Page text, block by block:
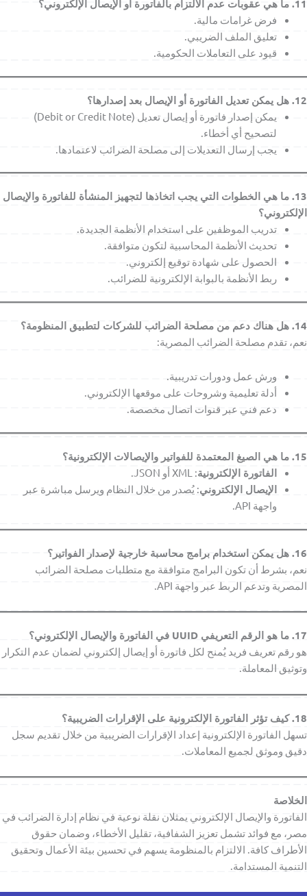
11. ما هي عقوبات عدم الالتزام بالفاتورة أو الإيصال الإلكتروني؟
فرض غرامات مالية.
تعليق الملف الضريبي.
قيود على التعاملات الحكومية.
12. هل يمكن تعديل الفاتورة أو الإيصال بعد إصدارها؟
يمكن إصدار فاتورة أو إيصال تعديل (Debit or Credit Note)
لتصحيح أي أخطاء.
يجب إرسال التعديلات إلى مصلحة الضرائب لاعتمادها.
13. ما هي الخطوات التي يجب اتخاذها لتجهيز المنشأة للفاتورة والإيصال
الإلكتروني؟
تدريب الموظفين على استخدام الأنظمة الجديدة.
تحديث الأنظمة المحاسبية لتكون متوافقة.
الحصول على شهادة توقيع إلكتروني.
ربط الأنظمة بالبوابة الإلكترونية للضرائب.
14. هل هناك دعم من مصلحة الضرائب للشركات لتطبيق المنظومة؟
نعم، تقدم مصلحة الضرائب المصرية:
ورش عمل ودورات تدريبية.
أدلة تعليمية وشروحات على موقعها الإلكتروني.
دعم فني عبر قنوات اتصال مخصصة.
15. ما هي الصيغ المعتمدة للفواتير والإيصالات الإلكترونية؟
الفاتورة الإلكترونية: XML أو JSON.
الإيصال الإلكتروني: يُصدر من خلال النظام ويرسل مباشرة عبر
واجهة API.
16. هل يمكن استخدام برامج محاسبة خارجية لإصدار الفواتير؟
نعم، بشرط أن تكون البرامج متوافقة مع متطلبات مصلحة الضرائب
المصرية وتدعم الربط عبر واجهة API.
17. ما هو الرقم التعريفي UUID في الفاتورة والإيصال الإلكتروني؟
هو رقم تعريف فريد يُمنح لكل فاتورة أو إيصال إلكتروني لضمان عدم التكرار
وتوثيق المعاملة.
18. كيف تؤثر الفاتورة الإلكترونية على الإقرارات الضريبية؟
تسهل الفاتورة الإلكترونية إعداد الإقرارات الضريبية من خلال تقديم سجل
دقيق وموثق لجميع المعاملات.
الخلاصة
الفاتورة والإيصال الإلكتروني يمثلان نقلة نوعية في نظام إدارة الضرائب في
مصر، مع فوائد تشمل تعزيز الشفافية، تقليل الأخطاء، وضمان حقوق
الأطراف كافة. الالتزام بالمنظومة يسهم في تحسين بيئة الأعمال وتحقيق
التنمية المستدامة.